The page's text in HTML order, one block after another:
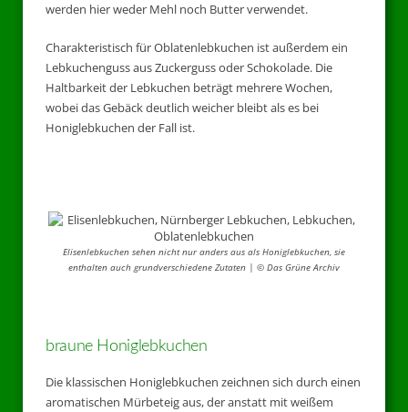
werden hier weder Mehl noch Butter verwendet.
Charakteristisch für Oblatenlebkuchen ist außerdem ein
Lebkuchenguss aus Zuckerguss oder Schokolade. Die
Haltbarkeit der Lebkuchen beträgt mehrere Wochen,
wobei das Gebäck deutlich weicher bleibt als es bei
Honiglebkuchen der Fall ist.
Elisenlebkuchen sehen nicht nur anders aus als Honiglebkuchen, sie
enthalten auch grundverschiedene Zutaten | © Das Grüne Archiv
braune Honiglebkuchen
Die klassischen Honiglebkuchen zeichnen sich durch einen
aromatischen Mürbeteig aus, der anstatt mit weißem